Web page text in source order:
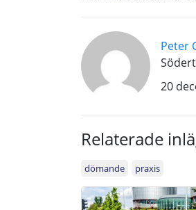
Peter
20
Relaterade
dömande praxis